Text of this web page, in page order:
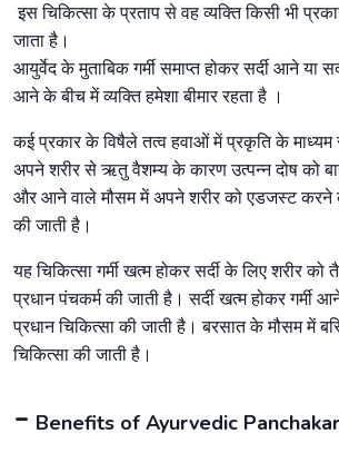
इस चिकित्सा के प्रताप से वह व्यक्ति किसी भी
जाता है।
आयुर्वेद के मुताबिक गर्मी समाप्त होकर सर्दी आने या
आने के बीच में व्यक्ति हमेशा बीमार रहता है ।
कई प्रकार के विषैले तत्व हवाओं में प्रकृति के
अपने शरीर से ऋतु वैशम्य के कारण उत्पन्न दोष को
और आने वाले मौसम में अपने शरीर को एडजस्ट करने
की जाती है।
यह चिकित्सा गर्मी खत्म होकर सर्दी के लिए शरीर को
प्रधान पंचकर्म की जाती है। सर्दी खत्म होकर गर्मी
प्रधान चिकित्सा की जाती है। बरसात के मौसम में
चिकित्सा की जाती है।
- Benefits of Ayurvedic